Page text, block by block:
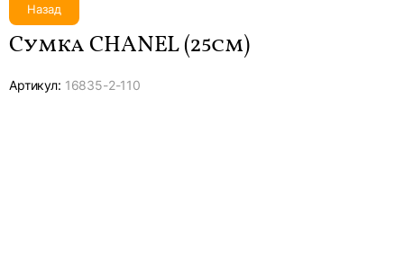
Назад
Сумка CHANEL (25см)
Артикул: 16835-2-110